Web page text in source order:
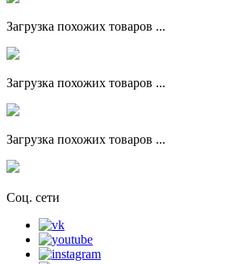
Загрузка похожих товаров ...
Загрузка похожих товаров ...
Загрузка похожих товаров ...
Соц. сети